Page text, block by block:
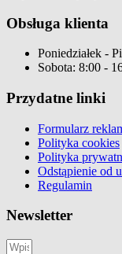
Obsługa klienta
Poniedziałek -
Sobota: 8:00 -
Przydatne linki
Formularz
Polityka cookies
Polityka
Odstąpienie od
Regulamin
Newsletter